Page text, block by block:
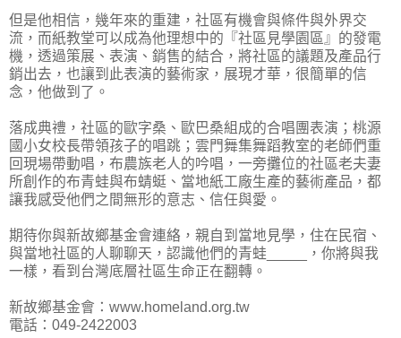
但是他相信，幾年來的重建，社區有機會與條件與外界交
流，而紙教堂可以成為他理想中的『社區見學園區』的發電
機，透過策展、表演、銷售的結合，將社區的議題及產品行
銷出去，也讓到此表演的藝術家，展現才華，很簡單的信
念，他做到了。
落成典禮，社區的歐字桑、歐巴桑組成的合唱團表演；桃源
國小女校長帶領孩子的唱跳；雲門舞集舞蹈教室的老師們重
回現場帶動唱，布農族老人的吟唱，一旁攤位的社區老夫妻
所創作的布青蛙與布蜻蜓、當地紙工廠生產的藝術產品，都
讓我感受他們之間無形的意志、信任與愛。
期待你與新故鄉基金會連絡，親自到當地見學，住在民宿、
與當地社區的人聊聊天，認識他們的青蛙_____，你將與我
一樣，看到台灣底層社區生命正在翻轉。
新故鄉基金會：www.homeland.org.tw
電話：049-2422003